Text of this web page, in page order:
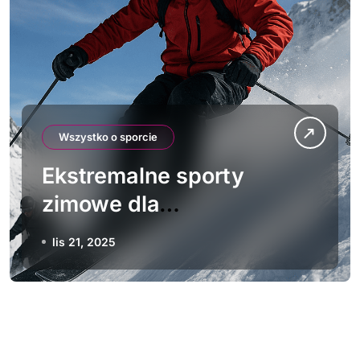
Wszystko o sporcie
Ekstremalne sporty
zimowe dla
zaawansowanych
lis 21, 2025